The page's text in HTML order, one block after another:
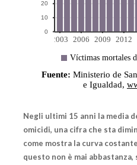
Negli ultimi 15 anni la media
omicidi, una cifra che sta
come mostra la curva
questo non è mai